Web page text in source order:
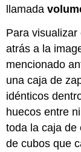
llamada
Para visualizar
atrás a la
mencionado
una caja de
idénticos
huecos entre
toda la caja de
de cubos que